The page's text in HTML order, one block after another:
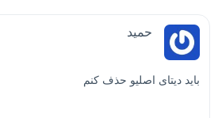
حمید
باید دیتای اصلیو حذف کنم